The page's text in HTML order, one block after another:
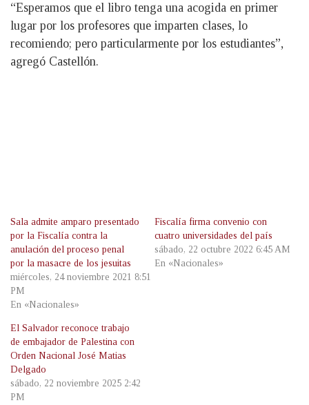
“Esperamos que el libro tenga una acogida en primer
lugar por los profesores que imparten clases, lo
recomiendo; pero particularmente por los estudiantes”,
agregó Castellón.
Sala admite amparo presentado
por la Fiscalía contra la
anulación del proceso penal
por la masacre de los jesuitas
miércoles, 24 noviembre 2021 8:51
PM
En «Nacionales»
Fiscalía firma convenio con
cuatro universidades del país
sábado, 22 octubre 2022 6:45 AM
En «Nacionales»
El Salvador reconoce trabajo
de embajador de Palestina con
Orden Nacional José Matias
Delgado
sábado, 22 noviembre 2025 2:42
PM